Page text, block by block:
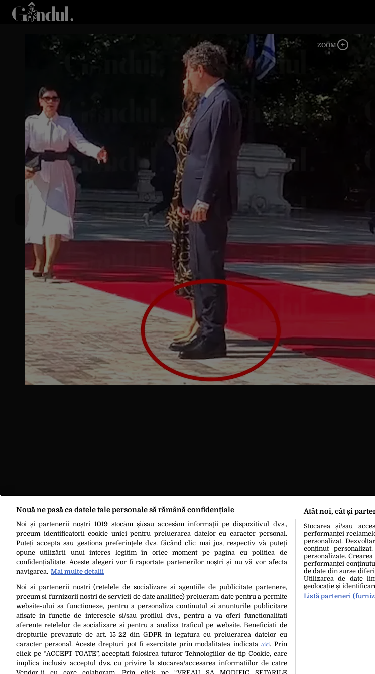
Despre NoiContactEchipa EditorialăPolitica De Cookies
Nouă ne pasă ca datele tale personale să rămână confidențiale
Noi și partenerii noștri 1019stocăm și/sau accesăm informații pe dispozitivul dvs.,
precum identificatorii cookie unici pentru prelucrarea datelor cu caracter personal.
Puteți accepta sau gestiona preferințele dvs. făcând clic mai jos, respectiv vă puteți
opune utilizării unui interes legitim în orice moment pe pagina cu politica de
confidențialitate. Aceste alegeri vor fi raportate partenerilor noștri și nu vă vor afecta
navigarea. Mai multe detalii
Noi si partenerii nostri (retelele de socializare si agentiile de publicitate partenere,
precum si furnizorii nostri de servicii de date analitice) prelucram date pentru a permite
website-ului sa functioneze, pentru a personaliza continutul si anunturile publicitare
afisate in functie de interesele si/sau profilul dvs., pentru a va oferi functionalitati
aferente retelelor de socializare si pentru a analiza traficul pe website. Beneficiati de
drepturile prevazute de art. 15-22 din GDPR in legatura cu prelucrarea datelor cu
caracter personal. Aceste drepturi pot fi exercitate prin modalitatea indicata aici. Prin
click pe “ACCEPT TOATE”, acceptati folosirea tuturor Tehnologiilor de tip Cookie, care
implica inclusiv acceptul dvs. cu privire la stocarea/accesarea informatiilor de catre
Atât noi, cât și
Stocarea și/sau
performanței
personalizat.
conținut
personalizate.
performanței
de date din surse
Utilizarea de date
geolocație și
Listă parteneri